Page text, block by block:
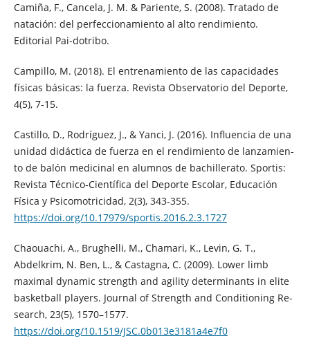
Camiña, F., Cancela, J. M. & Pariente, S. (2008). Tratado de
natación: del perfeccionamiento al alto rendimiento.
Editorial Pai-dotribo.
Campillo, M. (2018). El entrenamiento de las capacidades
físicas básicas: la fuerza. Revista Observatorio del Deporte,
4(5), 7-15.
Castillo, D., Rodríguez, J., & Yanci, J. (2016). Influencia de una
unidad didáctica de fuerza en el rendimiento de lanzamien-
to de balón medicinal en alumnos de bachillerato. Sportis:
Revista Técnico-Científica del Deporte Escolar, Educación
Física y Psicomotricidad, 2(3), 343-355.
https://doi.org/10.17979/sportis.2016.2.3.1727
Chaouachi, A., Brughelli, M., Chamari, K., Levin, G. T.,
Abdelkrim, N. Ben, L., & Castagna, C. (2009). Lower limb
maximal dynamic strength and agility determinants in elite
basketball players. Journal of Strength and Conditioning Re-
search, 23(5), 1570–1577.
https://doi.org/10.1519/JSC.0b013e3181a4e7f0